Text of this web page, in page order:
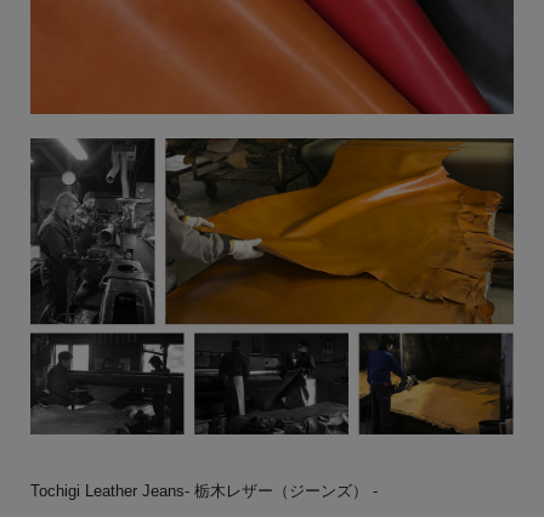
Tochigi Leather Jeans- 栃木レザー（ジーンズ） -